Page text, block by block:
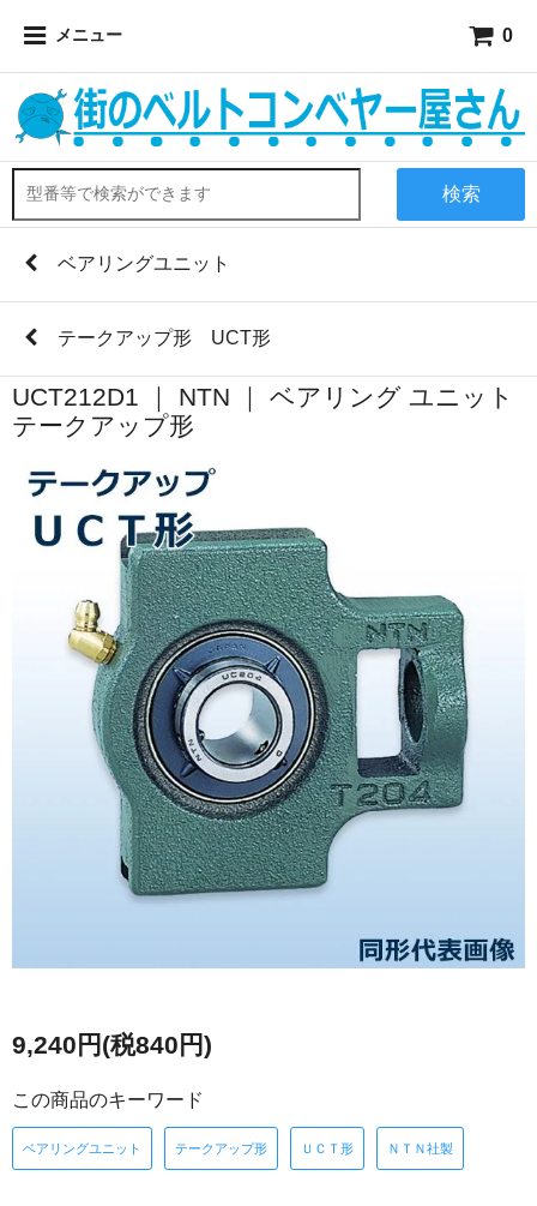
メニュー 0
検索
ベアリングユニット
テークアップ形 UCT形
UCT212D1 ｜ NTN ｜ ベアリング ユニット
テークアップ形
9,240円(税840円)
この商品のキーワード
ベアリングユニット テークアップ形 ＵＣＴ形 ＮＴＮ社製